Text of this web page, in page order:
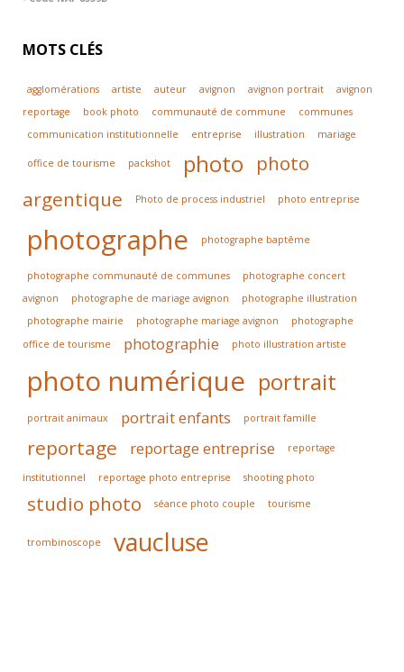
MOTS CLÉS
agglomérations artiste auteur avignon avignon portrait
avignon
reportage
book photo communauté de commune
communes
communication institutionnelle
entreprise illustration mariage
office de tourisme packshot photo
photo
argentique
Photo de process industriel photo entreprise
photographe photographe baptême
photographe communauté de communes
photographe concert
avignon
photographe de mariage avignon
photographe illustration
photographe mairie
photographe mariage avignon
photographe
office de tourisme
photographie photo illustration artiste
photo numérique portrait
portrait animaux portrait enfants portrait famille
reportage reportage entreprise reportage
institutionnel reportage photo entreprise shooting photo
studio photo séance photo couple tourisme
trombinoscope vaucluse